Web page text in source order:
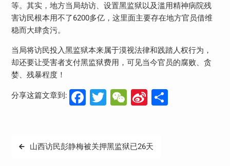
等。其实，地方当局劫访、设置黑监狱以及滥用精神病院残
害访民根本用不了6200多亿，这里面主要存在地方官员借维
稳而大肆贪污。
当局将访民投入黑监狱本来属于漠视法律和践踏人权行为，
却还要让受害者支付黑监狱费用，可见当今官员的腐败、贪
婪、残暴程度！
分享这篇文章到: Facebook
Twitter
WeChat
Sina分
文
山西访民彭静梅被关押黑监狱已26天